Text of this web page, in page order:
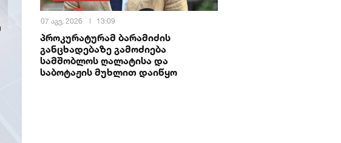
07 აგვ, 2026 13:09
პროკურატურამ ბარამიძის
განცხადებაზე გამოძიება
სამშობლოს ღალატისა და
საბოტაჟის მუხლით დაიწყო